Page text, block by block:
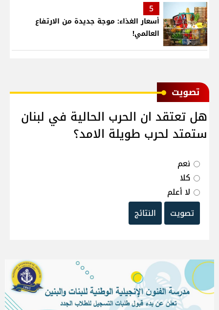
5
أسعار الغذاء: موجة جديدة من الارتفاع
العالمي!
ﺗﺼﻮﻳﺖ
هل تعتقد ان الحرب الحالية في لبنان
ستمتد لحرب طويلة الامد؟
نعم
كلا
لا أعلم
تصويت
النتائج